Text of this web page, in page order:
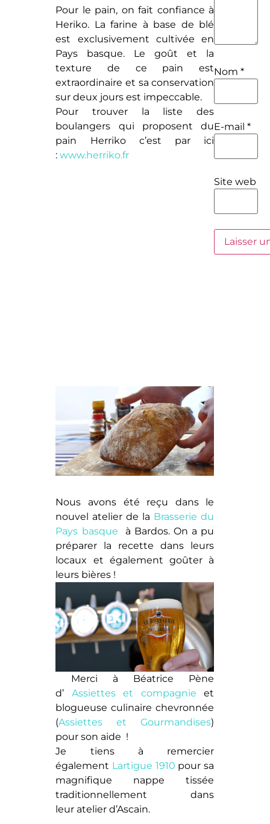
Pour le pain, on fait confiance à
Heriko. La farine à base de blé
est exclusivement cultivée en
Pays basque. Le goût et la
texture de ce pain est
extraordinaire et sa conservation
sur deux jours est impeccable.
Pour trouver la liste des
boulangers qui proposent du
pain Herriko c’est par ici
:www.herriko.fr
Nous avons été reçu dans le
nouvel atelier de la Brasserie du
Pays basque à Bardos. On a pu
préparer la recette dans leurs
locaux et également goûter à
leurs bières !
Merci à Béatrice Pène
d’ Assiettes et compagnie et
blogueuse culinaire chevronnée
(Assiettes et Gourmandises)
pour son aide !
Je tiens à remercier
également Lartigue 1910 pour sa
magnifique nappe tissée
traditionnellement dans
leur atelier d’Ascain.
Nom*
E-mail*
Site web